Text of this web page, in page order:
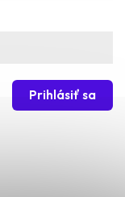
Prihlásiť sa